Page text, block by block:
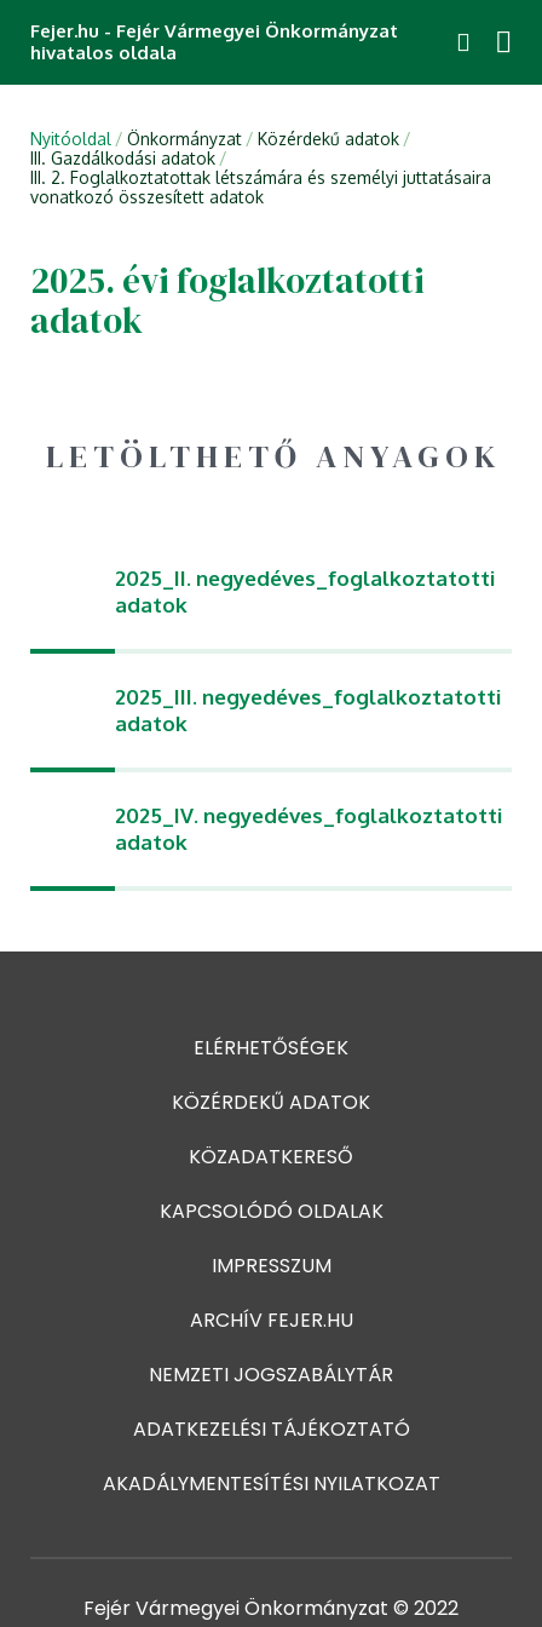
Fejer.hu - Fejér Vármegyei Önkormányzat
hivatalos oldala
Nyitóoldal Önkormányzat
Közérdekű adatok
III. Gazdálkodási adatok
III. 2. Foglalkoztatottak létszámára és személyi juttatásaira
vonatkozó összesített adatok
2025. évi foglalkoztatotti
adatok
LETÖLTHETŐ ANYAGOK
2025_II. negyedéves_foglalkoztatotti
adatok
2025_III. negyedéves_foglalkoztatotti
adatok
2025_IV. negyedéves_foglalkoztatotti
adatok
ELÉRHETŐSÉGEK
KÖZÉRDEKŰ ADATOK
KÖZADATKERESŐ
KAPCSOLÓDÓ OLDALAK
IMPRESSZUM
ARCHÍV FEJER.HU
NEMZETI JOGSZABÁLYTÁR
ADATKEZELÉSI TÁJÉKOZTATÓ
AKADÁLYMENTESÍTÉSI NYILATKOZAT
Fejér Vármegyei Önkormányzat © 2022